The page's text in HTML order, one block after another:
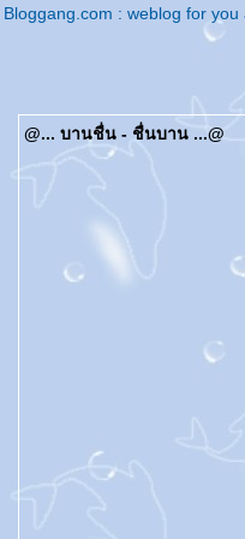
Bloggang.com : weblog for you
@... บานชื่น - ชื่นบาน ...@